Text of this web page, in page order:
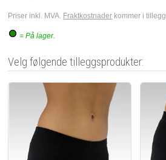
Priser inkl. MVA. Fraktkostnader kommer i tillegg.
= På lager.
Velg følgende tilleggsprodukter: